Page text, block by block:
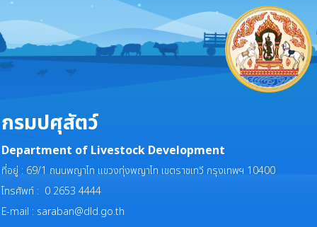
กรมปศุสัตว์
Department of Livestock Development
ที่อยู่ : 69/1 ถนนพญาไท แขวงทุ่งพญาไท เขตราชเทวี กรุงเทพฯ 10400
โทรศัพท์ : 0 2653 4444
E-mail : saraban@dld.go.th